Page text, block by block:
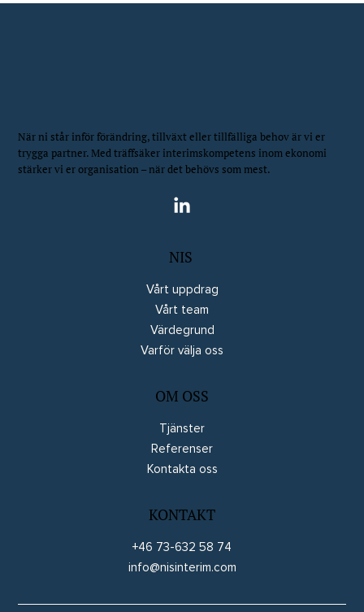
När ni står inför förändring, tillväxt eller tillfälliga behov är vi er
trygga partner. Med träffsäker interimskompetens inom ekonomi
stärker vi er organisation – när det behövs som mest.
NIS
Vårt uppdrag
Vårt team
Värdegrund
Varför välja oss
OM OSS
Tjänster
Referenser
Kontakta oss
KONTAKT
+46 73-632 58 74
info@nisinterim.com